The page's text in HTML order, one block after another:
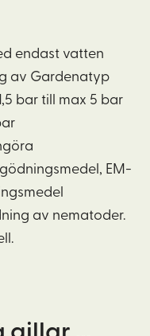
endast vatten
av Gardenatyp
bar till max 5 bar
EM-
av nematoder.